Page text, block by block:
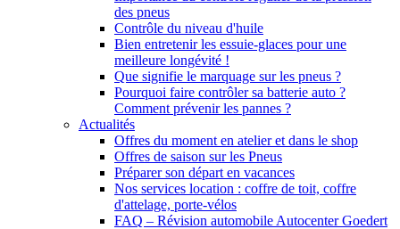
des pneus
Contrôle du niveau d'huile
Bien entretenir les essuie-glaces pour une
meilleure longévité !
Que signifie le marquage sur les pneus ?
Pourquoi faire contrôler sa batterie auto ?
Comment prévenir les pannes ?
Actualités
Offres du moment en atelier et dans le shop
Offres de saison sur les Pneus
Préparer son départ en vacances
Nos services location : coffre de toit, coffre
d'attelage, porte-vélos
FAQ – Révision automobile Autocenter Goedert